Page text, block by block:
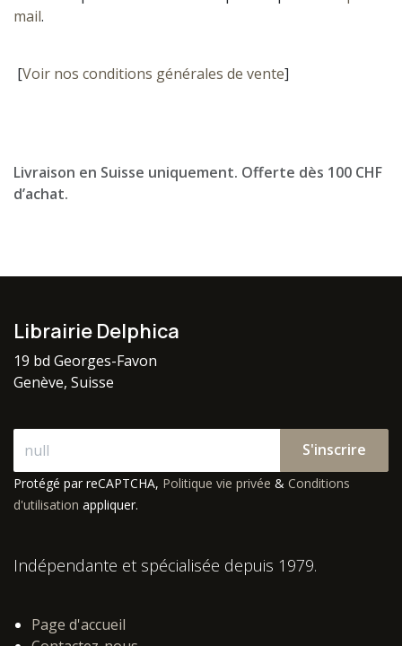
mail.
[Voir nos conditions générales de vente]
Livraison en Suisse uniquement. Offerte dès 100 CHF
d’achat.
Librairie Delphica
19 bd Georges-Favon
Genève, Suisse
S'inscrire
Protégé par reCAPTCHA, Politique vie privée & Conditions
d'utilisation appliquer.
Indépendante et spécialisée depuis 1979.
Page d'accueil